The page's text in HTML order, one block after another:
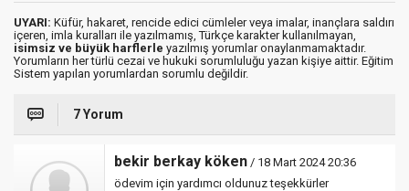
UYARI: Küfür, hakaret, rencide edici cümleler veya imalar, inançlara saldırı
içeren, imla kuralları ile yazılmamış, Türkçe karakter kullanılmayan,
isimsiz ve büyük harflerle yazılmış yorumlar onaylanmamaktadır.
Yorumların her türlü cezai ve hukuki sorumluluğu yazan kişiye aittir. Eğitim
Sistem yapılan yorumlardan sorumlu değildir.
7 Yorum
bekir berkay köken / 18 Mart 2024 20:36
ödevim için yardımcı oldunuz teşekkürler